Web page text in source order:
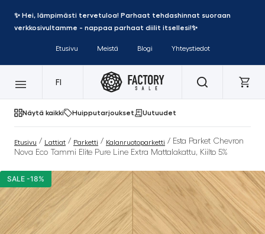
✨ Hei, lämpimästi tervetuloa! Parhaat tehdashinnat suoraan
verkkosivultamme - nappaa parhaat diilit itsellesi!✨
Etusivu Meistä Blogi Yhteystiedot
FI
Näytä kaikki Huipputarjoukset Uutuudet
Etusivu / Lattiat / Parketti / Kalanruotoparketti / Esta Parket Chevron
Nova Eco Tammi Elite Pure Line Extra Mattalakattu, Kiilto 5%
SALE -18%